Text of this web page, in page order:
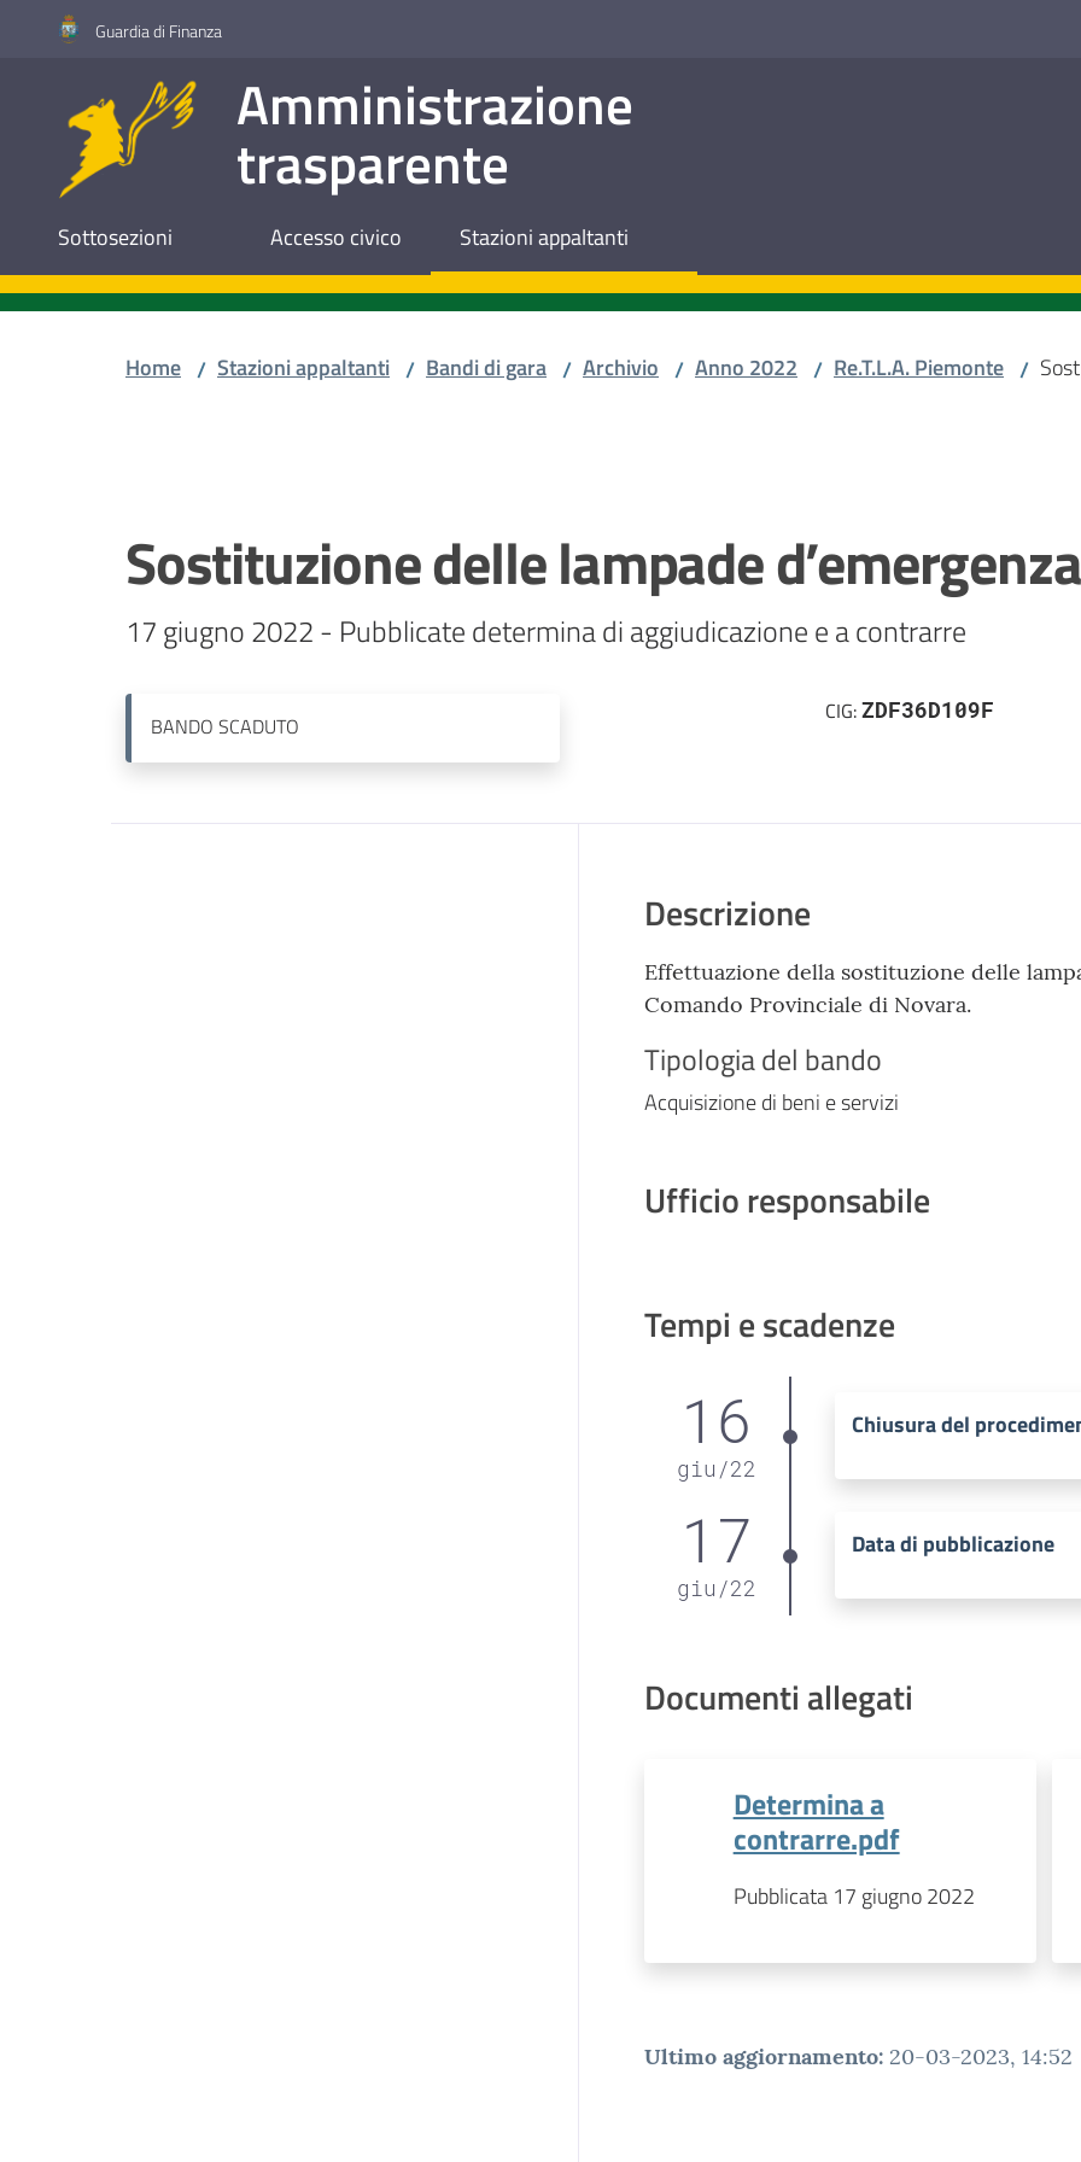
Vai al contenuto
Vai alla navigazione
Vai al footerGuardia di Finanza
Amministrazione
trasparente
Sottosezioni Accesso civico Stazioni appaltanti
Home / Stazioni appaltanti / Bandi di gara / Archivio / Anno 2022 / Re.T.L.A. Piemonte /
Sostituzione delle lampade d’emergenza
BANDO SCADUTO
CIG:ZDF36D109F
Descrizione
Effettuazione della sostituzione delle
Comando Provinciale di Novara.
Tipologia del bando
Acquisizione di beni e servizi
Ufficio responsabile
Tempi e scadenze
16
giu /22
Chiusura del
17
giu /22
Data di pubblicazione
Documenti allegati
Determina a
contrarre.pdf
Pubblicata 17 giugno 2022
Ultimo aggiornamento: 20-03-2023, 14:52